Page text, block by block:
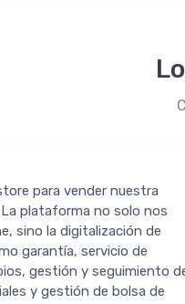
para vender nuestra
plataforma no solo nos
sino la digitalización de
garantía, servicio de
gestión y seguimiento
y gestión de bolsa de